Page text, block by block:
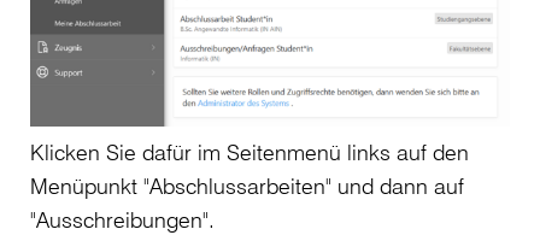
Klicken Sie dafür im Seitenmenü links auf den
Menüpunkt "Abschlussarbeiten" und dann auf
"Ausschreibungen".